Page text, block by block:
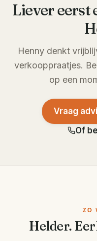
Liever eerst
Henny denkt
verkooppraatjes.
op een
Vraag
Of
ZO
Helder.